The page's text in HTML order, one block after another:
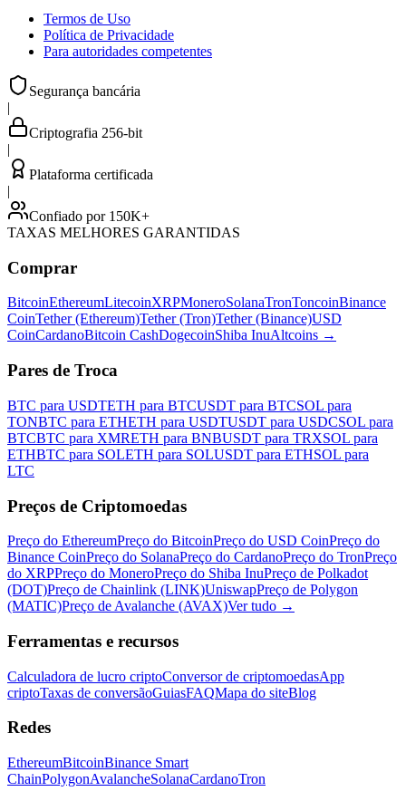
Termos de Uso
Política de Privacidade
Para autoridades competentes
Segurança bancária
|
Criptografia 256-bit
|
Plataforma certificada
|
Confiado por 150K+
TAXAS MELHORES GARANTIDAS
Comprar
BitcoinEthereumLitecoinXRPMoneroSolanaTronToncoinBinance
CoinTether (Ethereum)Tether (Tron)Tether (Binance)USD
CoinCardanoBitcoin CashDogecoinShiba InuAltcoins →
Pares de Troca
BTC para USDTETH para BTCUSDT para BTCSOL para
TONBTC para ETHETH para USDTUSDT para USDCSOL para
BTCBTC para XMRETH para BNBUSDT para TRXSOL para
ETHBTC para SOLETH para SOLUSDT para ETHSOL para
LTC
Preços de Criptomoedas
Preço do EthereumPreço do BitcoinPreço do USD CoinPreço do
Binance CoinPreço do SolanaPreço do CardanoPreço do TronPreço
do XRPPreço do MoneroPreço do Shiba InuPreço de Polkadot
(DOT)Preço de Chainlink (LINK)UniswapPreço de Polygon
(MATIC)Preço de Avalanche (AVAX)Ver tudo →
Ferramentas e recursos
Calculadora de lucro criptoConversor de criptomoedasApp
criptoTaxas de conversãoGuiasFAQMapa do siteBlog
Redes
EthereumBitcoinBinance Smart
ChainPolygonAvalancheSolanaCardanoTron